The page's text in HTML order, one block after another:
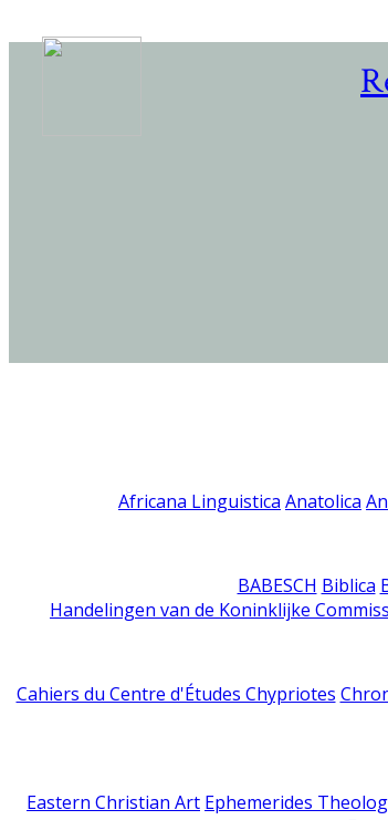
Africana Linguistica Anatolica
BABESCH Biblica
Handelingen van de Koninklijke
Cahiers du Centre d'Études Chypriotes
Eastern Christian Art Ephemerides